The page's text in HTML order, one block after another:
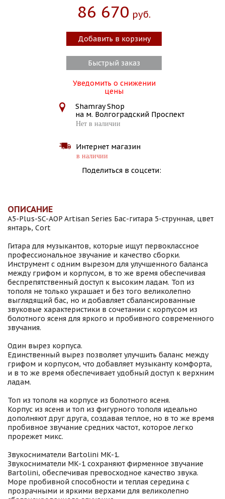
86 670 Руб.
Добавить в корзину
Быстрый заказ
Уведомить о снижении
цены
Shamray Shop
на м. Волгоградский Проспект
Нет в наличии
Интернет магазин
в наличии
Поделиться в соцсети:
ОПИСАНИЕ
A5-Plus-SC-AOP Artisan Series Бас-гитара 5-струнная, цвет
янтарь, Cort
Гитара для музыкантов, которые ищут первоклассное
профессиональное звучание и качество сборки.
Инструмент с одним вырезом для улучшенного баланса
между грифом и корпусом, в то же время обеспечивая
беспрепятственный доступ к высоким ладам. Топ из
тополя не только украшает и без того великолепно
выглядящий бас, но и добавляет сбалансированные
звуковые характеристики в сочетании с корпусом из
болотного ясеня для яркого и пробивного современного
звучания.
Один вырез корпуса.
Единственный вырез позволяет улучшить баланс между
грифом и корпусом, что добавляет музыканту комфорта,
и в то же время обеспечивает удобный доступ к верхним
ладам.
Топ из тополя на корпусе из болотного ясеня.
Корпус из ясеня и топ из фигурного тополя идеально
дополняют друг друга, создавая теплое, но в то же время
пробивное звучание средних частот, которое легко
прорежет микс.
Звукосниматели Bartolini MK-1.
Звукосниматели MK-1 сохраняют фирменное звучание
Bartolini, обеспечивая превосходное качество звука.
Море пробивной способности и теплая середина с
прозрачными и яркими верхами для великолепно